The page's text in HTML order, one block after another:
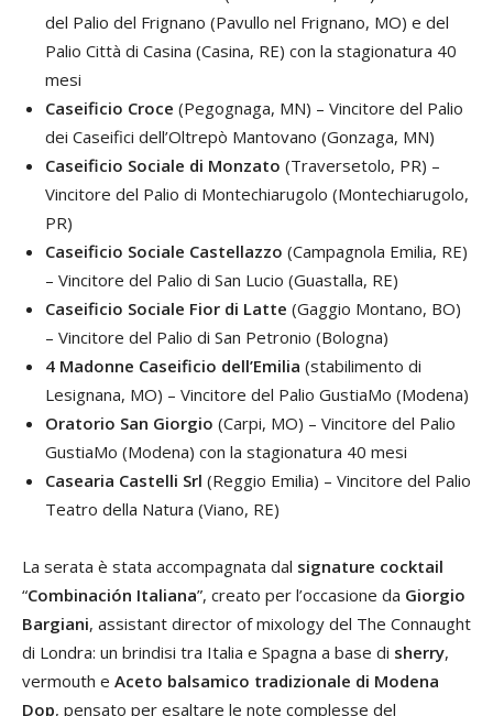
del Palio del Frignano (Pavullo nel Frignano, MO) e del
Palio Città di Casina (Casina, RE) con la stagionatura 40
mesi
Caseificio Croce (Pegognaga, MN) – Vincitore del Palio
dei Caseifici dell’Oltrepò Mantovano (Gonzaga, MN)
Caseificio Sociale di Monzato (Traversetolo, PR) –
Vincitore del Palio di Montechiarugolo (Montechiarugolo,
PR)
Caseificio Sociale Castellazzo (Campagnola Emilia, RE)
– Vincitore del Palio di San Lucio (Guastalla, RE)
Caseificio Sociale Fior di Latte (Gaggio Montano, BO)
– Vincitore del Palio di San Petronio (Bologna)
4 Madonne Caseificio dell’Emilia (stabilimento di
Lesignana, MO) – Vincitore del Palio GustiaMo (Modena)
Oratorio San Giorgio (Carpi, MO) – Vincitore del Palio
GustiaMo (Modena) con la stagionatura 40 mesi
Casearia Castelli Srl (Reggio Emilia) – Vincitore del Palio
Teatro della Natura (Viano, RE)
La serata è stata accompagnata dal signature cocktail
“Combinación Italiana”, creato per l’occasione da Giorgio
Bargiani, assistant director of mixology del The Connaught
di Londra: un brindisi tra Italia e Spagna a base di sherry,
vermouth e Aceto balsamico tradizionale di Modena
Dop, pensato per esaltare le note complesse del